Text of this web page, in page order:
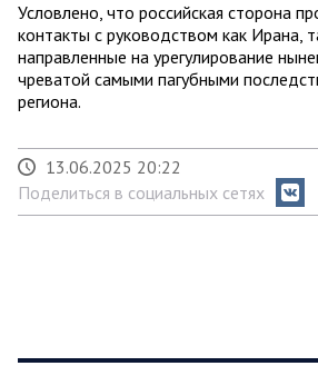
Условлено, что российская сторона
контакты с руководством как Ирана,
направленные на урегулирование
чреватой самыми пагубными
региона.
13.06.2025 20:22
Поделиться в социальных сетях